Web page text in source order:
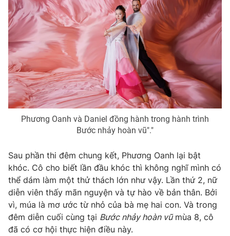
Sản phẩm
Thị trường
Tư vấn
Lịch phát sóng
Chuyên mục khác
Emagazine Podcast
Photo Infographic
VTV Money VTV Thể thao
VTV Sức khoẻ Bất động sản
Thị trường 24h Tấm lòng Việt
Phương Oanh và Daniel đồng hành trong hành trình
Bước nhảy hoàn vũ"."
Sau phần thi đêm chung kết, Phương Oanh lại bật
khóc. Cô cho biết lần đầu khóc thì không nghĩ mình có
thể dám làm một thử thách lớn như vậy. Lần thứ 2, nữ
diễn viên thấy mãn nguyện và tự hào về bản thân. Bởi
vì, múa là mơ ước từ nhỏ của bà mẹ hai con. Và trong
đêm diễn cuối cùng tại Bước nhảy hoàn vũmùa 8, cô
đã có cơ hội thực hiện điều này.